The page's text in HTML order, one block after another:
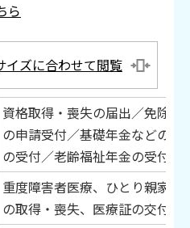
ら
イズに合わせて閲覧
資格取得・喪失の届出／免除・
の申請受付／基礎年金などの請
の受付／老齢福祉年金の受付
重度障害者医療、ひとり親家庭
の取得・喪失、医療証の交付